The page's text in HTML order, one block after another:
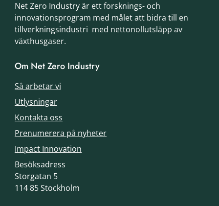
Net Zero Industry är ett forsknings- och
innovationsprogram med målet att bidra till en
tillverkningsindustri med nettonollutsläpp av
växthusgaser.
Om Net Zero Industry
Så arbetar vi
Utlysningar
Kontakta oss
Prenumerera på nyheter
Impact Innovation
Besöksadress
Storgatan 5
114 85 Stockholm